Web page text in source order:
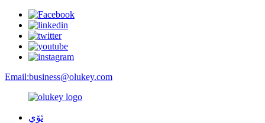
Email:business@olukey.com
ئۆي